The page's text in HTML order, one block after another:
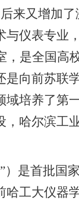
来又增加
仪表专业
，是全国高
向前苏联
培养了第
，哈尔滨工
是首批国
工大仪器